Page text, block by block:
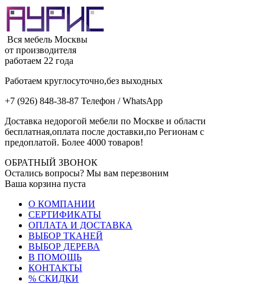
Вся мебель Москвы
от производителя
работаем 22 года
Работаем круглосуточно,без выходных
+7 (926) 848-38-87 Телефон / WhatsApp
Доставка недорогой мебели по Москве и области
бесплатная,оплата после доставки,по Регионам с
предоплатой. Более 4000 товаров!
ОБРАТНЫЙ ЗВОНОК
Остались вопросы? Мы вам перезвоним
Ваша корзина пуста
О КОМПАНИИ
СЕРТИФИКАТЫ
ОПЛАТА И ДОСТАВКА
ВЫБОР ТКАНЕЙ
ВЫБОР ДЕРЕВА
В ПОМОЩЬ
КОНТАКТЫ
% СКИДКИ